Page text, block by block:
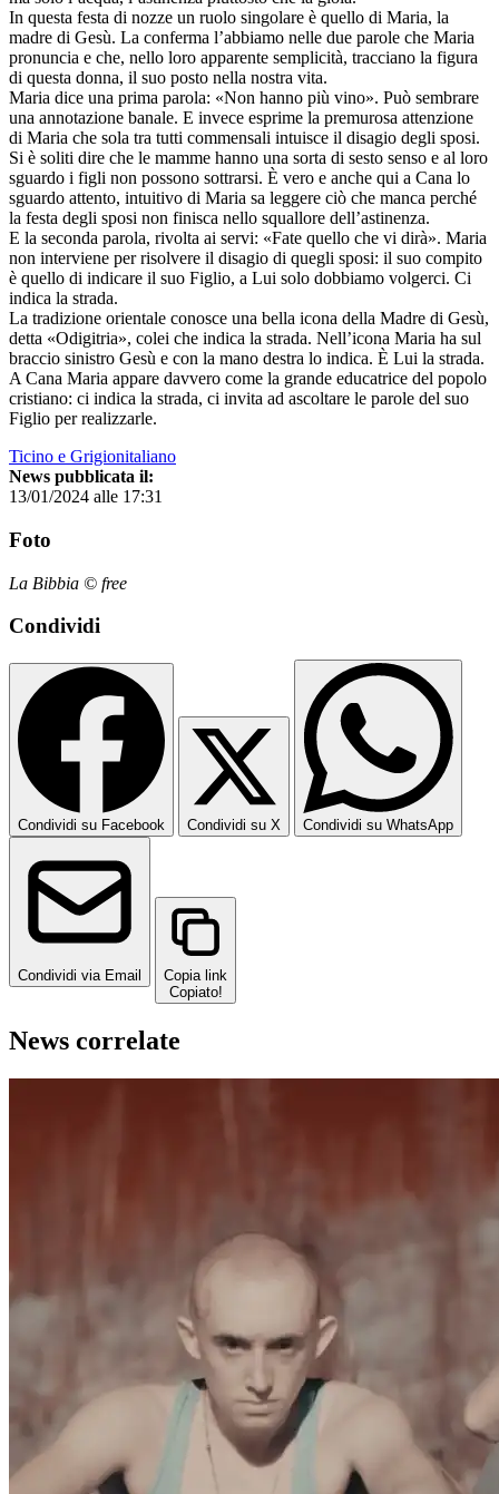
In questa festa di nozze un ruolo singolare è quello di Maria, la
madre di Gesù. La conferma l’abbiamo nelle due parole che Maria
pronuncia e che, nello loro apparente semplicità, tracciano la figura
di questa donna, il suo posto nella nostra vita.
Maria dice una prima parola: «Non hanno più vino». Può sembrare
una annotazione banale. E invece esprime la premurosa attenzione
di Maria che sola tra tutti commensali intuisce il disagio degli sposi.
Si è soliti dire che le mamme hanno una sorta di sesto senso e al loro
sguardo i figli non possono sottrarsi. È vero e anche qui a Cana lo
sguardo attento, intuitivo di Maria sa leggere ciò che manca perché
la festa degli sposi non finisca nello squallore dell’astinenza.
E la seconda parola, rivolta ai servi: «Fate quello che vi dirà». Maria
non interviene per risolvere il disagio di quegli sposi: il suo compito
è quello di indicare il suo Figlio, a Lui solo dobbiamo volgerci. Ci
indica la strada.
La tradizione orientale conosce una bella icona della Madre di Gesù,
detta «Odigitria», colei che indica la strada. Nell’icona Maria ha sul
braccio sinistro Gesù e con la mano destra lo indica. È Lui la strada.
A Cana Maria appare davvero come la grande educatrice del popolo
cristiano: ci indica la strada, ci invita ad ascoltare le parole del suo
Figlio per realizzarle.
Ticino e Grigionitaliano
News pubblicata il:
13/01/2024 alle 17:31
Foto
La Bibbia © free
Condividi
Condividi su Facebook Condividi su X Condividi su WhatsApp
Condividi via Email
Copia link
Copiato!
News correlate